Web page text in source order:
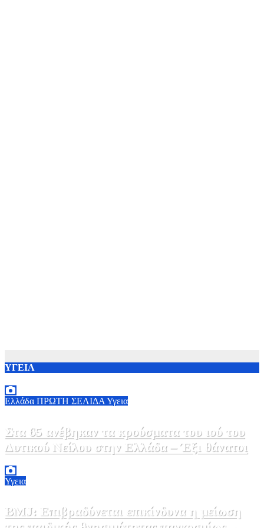
ΥΓΕΙΑ
Ελλάδα ΠΡΩΤΗ ΣΕΛΙΔΑΥγεια
Στα 65 ανέβηκαν τα κρούσματα του ιού του
Δυτικού Νείλου στην Ελλάδα – Έξι θάνατοι
Υγεια
BMJ: Επιβραδύνεται επικίνδυνα η μείωση